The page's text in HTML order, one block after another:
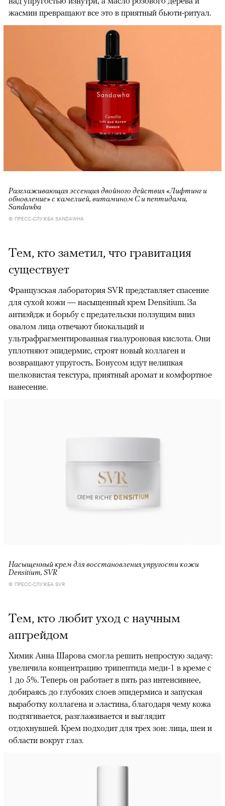
жасмин превращают все это в приятный бьюти-ритуал.
Разглаживающая эссенция двойного действия «Лифтинг и
обновление» с камелией, витамином С и пептидами,
Sandawha
© ПРЕСС-СЛУЖБА SANDAWHA
Тем, кто заметил, что гравитация
существует
Французская лаборатория SVR представляет спасение
для сухой кожи — насыщенный крем Densitium. За
антиэйдж и борьбу с предательски ползущим вниз
овалом лица отвечают биокальций и
ультрафрагментированная гиалуроновая кислота. Они
уплотняют эпидермис, строят новый коллаген и
возвращают упругость. Бонусом идут нелипкая
шелковистая текстура, приятный аромат и комфортное
нанесение.
Насыщенный крем для восстановления упругости кожи
Densitium, SVR
© ПРЕСС-СЛУЖБА SVR
Тем, кто любит уход с научным
апгрейдом
Химик Анна Шарова смогла решить непростую задачу:
увеличила концентрацию трипептида меди-1 в креме с
1 до 5%. Теперь он работает в пять раз интенсивнее,
добираясь до глубоких слоев эпидермиса и запуская
выработку коллагена и эластина, благодаря чему кожа
подтягивается, разглаживается и выглядит
отдохнувшей. Крем подходит для трех зон: лица, шеи и
области вокруг глаз.